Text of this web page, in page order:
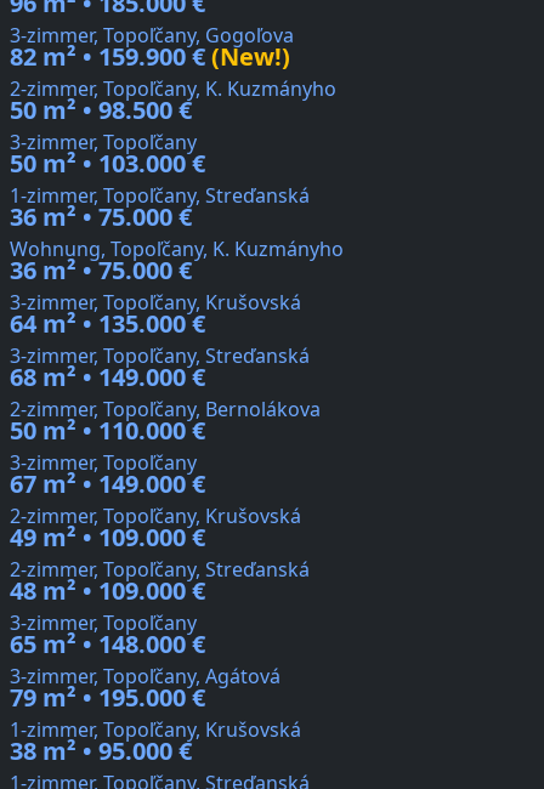
3-zimmer, Topoľčany, Gogoľova
82 m² • 159.900 €(New!)
2-zimmer, Topoľčany, K. Kuzmányho
50 m² • 98.500 €
3-zimmer, Topoľčany
50 m² • 103.000 €
1-zimmer, Topoľčany, Streďanská
36 m² • 75.000 €
Wohnung, Topoľčany, K. Kuzmányho
36 m² • 75.000 €
3-zimmer, Topoľčany, Krušovská
64 m² • 135.000 €
3-zimmer, Topoľčany, Streďanská
68 m² • 149.000 €
2-zimmer, Topoľčany, Bernolákova
50 m² • 110.000 €
3-zimmer, Topoľčany
67 m² • 149.000 €
2-zimmer, Topoľčany, Krušovská
49 m² • 109.000 €
2-zimmer, Topoľčany, Streďanská
48 m² • 109.000 €
3-zimmer, Topoľčany
65 m² • 148.000 €
3-zimmer, Topoľčany, Agátová
79 m² • 195.000 €
1-zimmer, Topoľčany, Krušovská
38 m² • 95.000 €
1-zimmer, Topoľčany, Streďanská